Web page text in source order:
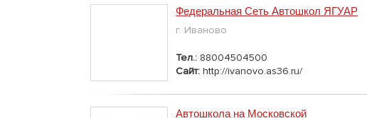
Федеральная Сеть Автошкол ЯГУАР
г. Иваново
Тел.: 88004504500
Сайт: http://ivanovo.as36.ru/
Автошкола на Московской